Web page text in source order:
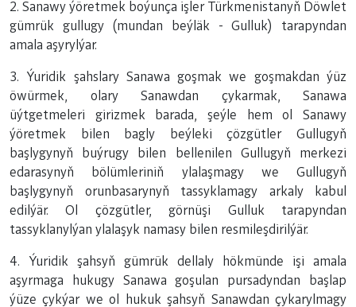
2. Sanawy ýöretmek boýunça işler Türkmenistanyň Döwlet
gümrük gullugy (mundan beýläk - Gulluk) tarapyndan
amala aşyrylýar.
3. Ýuridik şahslary Sanawa goşmak we goşmakdan ýüz
öwürmek, olary Sanawdan çykarmak, Sanawa
üýtgetmeleri girizmek barada, şeýle hem ol Sanawy
ýöretmek bilen bagly beýleki çözgütler Gullugyň
başlygynyň buýrugy bilen bellenilen Gullugyň merkezi
edarasynyň bölümleriniň ylalaşmagy we Gullugyň
başlygynyň orunbasarynyň tassyklamagy arkaly kabul
edilýär. Ol çözgütler, görnüşi Gulluk tarapyndan
tassyklanylýan ylalaşyk namasy bilen resmileşdirilýär.
4. Ýuridik şahsyň gümrük dellaly hökmünde işi amala
aşyrmaga hukugy Sanawa goşulan pursadyndan başlap
ýüze çykýar we ol hukuk şahsyň Sanawdan çykarylmagy